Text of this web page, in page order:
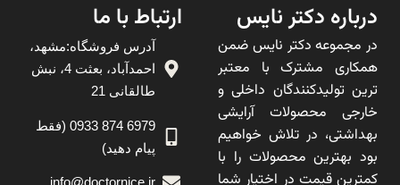
درباره دکتر نایس
در مجموعه دکتر نایس ضمن
همکاری مشترک با معتبر
ترین تولیدکنندگان داخلی و
خارجی محصولات آرایشی
بهداشتی، در تلاش خواهیم
بود بهترین محصولات را با
کمترین قیمت در اختیار شما
ارتباط با ما
آدرس فروشگاه:مشهد،
احمدآباد، بعثت 4، نبش
طالقانی 21
6979 874 0933 (فقط
پیام دهید)